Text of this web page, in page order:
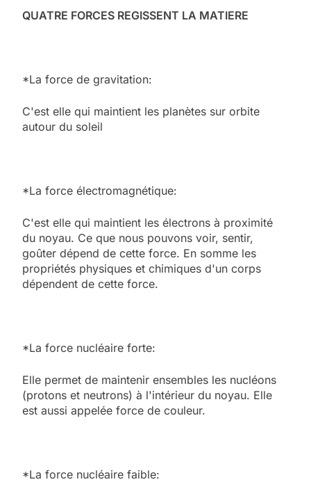
QUATRE FORCES REGISSENT LA MATIERE
*La force de gravitation:
C'est elle qui maintient les planètes sur orbite
autour du soleil
*La force électromagnétique:
C'est elle qui maintient les électrons à proximité
du noyau. Ce que nous pouvons voir, sentir,
goûter dépend de cette force. En somme les
propriétés physiques et chimiques d'un corps
dépendent de cette force.
*La force nucléaire forte:
Elle permet de maintenir ensembles les nucléons
(protons et neutrons) à l'intérieur du noyau. Elle
est aussi appelée force de couleur.
*La force nucléaire faible: